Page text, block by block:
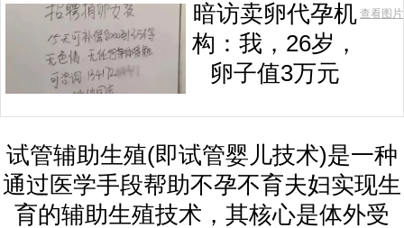
暗访卖卵代孕机
构：我，26岁，
卵子值3万元
查看图片
试管辅助生殖(即试管婴儿技术)是一种
通过医学手段帮助不孕不育夫妇实现生
育的辅助生殖技术，其核心是体外受